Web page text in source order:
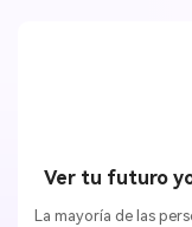
Ver tu futuro
La mayoría de las